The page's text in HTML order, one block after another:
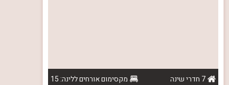
7 חדרי שינה
מקסימום אורחים ללינה: 15